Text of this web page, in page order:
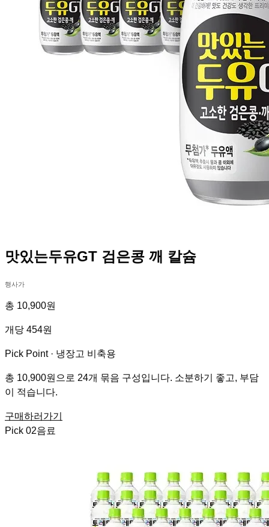
맛있는두유GT 검은콩 깨 칼슘
행사가
총 10,900원
개당 454원
Pick Point · 냉장고 비축용
총 10,900원으로 24개 묶음 구성입니다. 소분하기 좋고, 부담
이 적습니다.
구매하러가기
Pick 02음료